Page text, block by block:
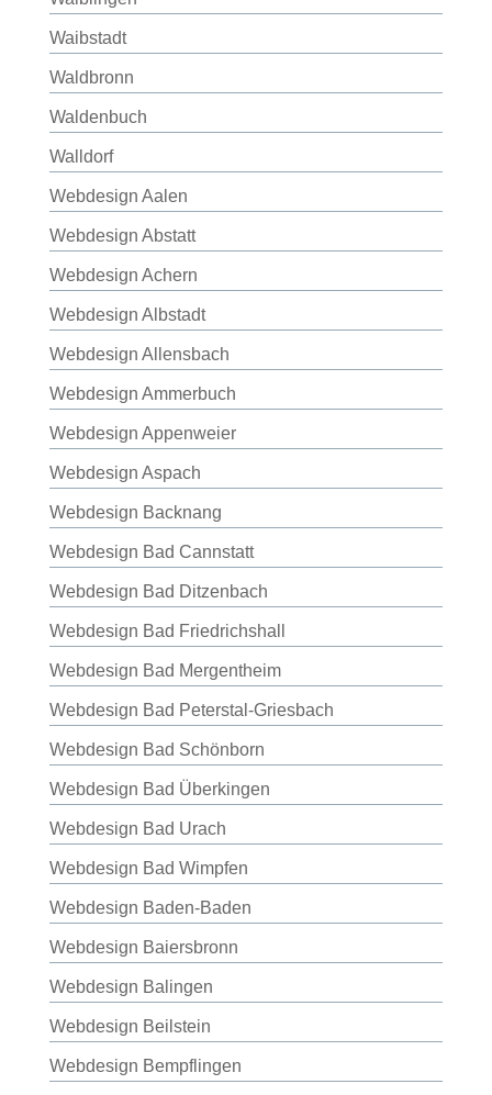
Waibstadt
Waldbronn
Waldenbuch
Walldorf
Webdesign Aalen
Webdesign Abstatt
Webdesign Achern
Webdesign Albstadt
Webdesign Allensbach
Webdesign Ammerbuch
Webdesign Appenweier
Webdesign Aspach
Webdesign Backnang
Webdesign Bad Cannstatt
Webdesign Bad Ditzenbach
Webdesign Bad Friedrichshall
Webdesign Bad Mergentheim
Webdesign Bad Peterstal-Griesbach
Webdesign Bad Schönborn
Webdesign Bad Überkingen
Webdesign Bad Urach
Webdesign Bad Wimpfen
Webdesign Baden-Baden
Webdesign Baiersbronn
Webdesign Balingen
Webdesign Beilstein
Webdesign Bempflingen